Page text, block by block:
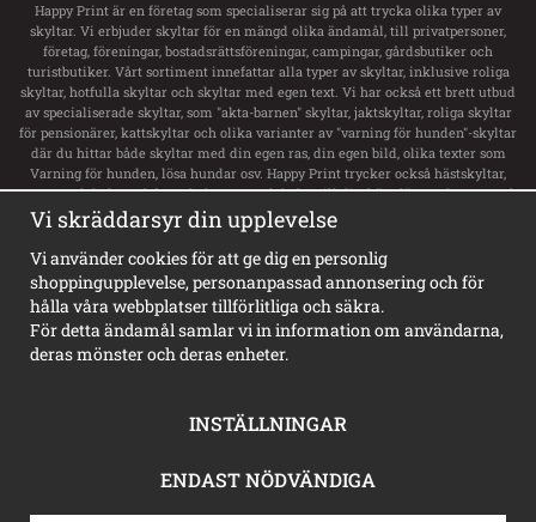
Happy Print är en företag som specialiserar sig på att trycka olika typer av
skyltar. Vi erbjuder skyltar för en mängd olika ändamål, till privatpersoner,
företag, föreningar, bostadsrättsföreningar, campingar, gårdsbutiker och
turistbutiker. Vårt sortiment innefattar alla typer av skyltar, inklusive roliga
skyltar, hotfulla skyltar och skyltar med egen text. Vi har också ett brett utbud
av specialiserade skyltar, som "akta-barnen" skyltar, jaktskyltar, roliga skyltar
för pensionärer, kattskyltar och olika varianter av "varning för hunden"-skyltar
där du hittar både skyltar med din egen ras, din egen bild, olika texter som
Varning för hunden, lösa hundar osv. Happy Print trycker också hästskyltar,
transportdekaler och boxsskyltar samt dekaler till ditt hästsläp med namn och
svensk flagga. Vi har ett stort utbud av skyltar för privata tomt, privat område,
privat väg och privat gård. För företag erbjuder de alla typer av skyltar,
inklusive vägvisningsskyltar, laddskyltar för elbilar, personligt utformade
skyltar och olika typer av informationsskyltar. Happy Print har dessutom
Sveriges största sortiment av privat brygga skyltar, badplatsskyltar,
hundbadskyltar och mycket mer. Våra skyltar finns i en mängd olika stilar,
inklusive varningsskyltar, vackra gammeldags skyltar i emaljstil och
personligt utformade skyltar.
Vi skräddarsyr din upplevelse
Vi använder cookies för att ge dig en personlig
shoppingupplevelse, personanpassad annonsering och för
hålla våra webbplatser tillförlitliga och säkra.
För detta ändamål samlar vi in information om användarna,
deras mönster och deras enheter.
INSTÄLLNINGAR
ENDAST NÖDVÄNDIGA